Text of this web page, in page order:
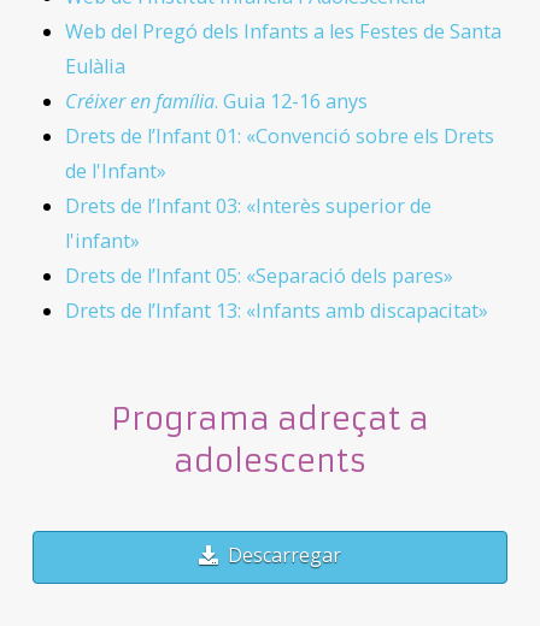
Web del Pregó dels Infants a les Festes de Santa
Eulàlia
Créixer en família. Guia 12-16 anys
Drets de l’Infant 01: «Convenció sobre els Drets
de l'Infant»
Drets de l’Infant 03: «Interès superior de
l'infant»
Drets de l’Infant 05: «Separació dels pares»
Drets de l’Infant 13: «Infants amb discapacitat»
Programa adreçat a
adolescents
Descarregar